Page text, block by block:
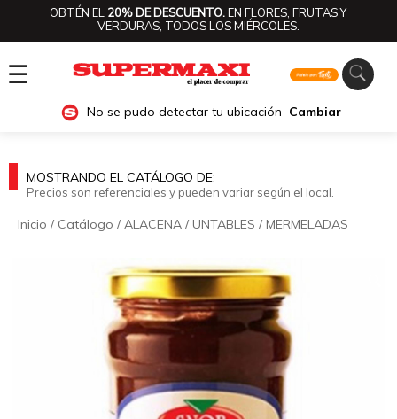
OBTÉN EL 20% DE DESCUENTO.EN FLORES, FRUTAS Y
VERDURAS, TODOS LOS MIÉRCOLES.
☰
No se pudo detectar tu ubicación Cambiar
MOSTRANDO EL CATÁLOGO DE:
Precios son referenciales y pueden variar según el local.
Inicio / Catálogo /ALACENA / UNTABLES / MERMELADAS